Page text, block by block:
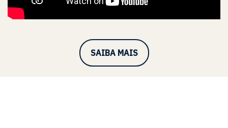
SAIBA MAIS